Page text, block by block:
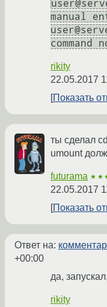
manual
command
rikity
22.05.2017
Показать
ты сделал
umount
futurama
22.05.2017
Показать
Ответ на:
+00:00
да,
rikity